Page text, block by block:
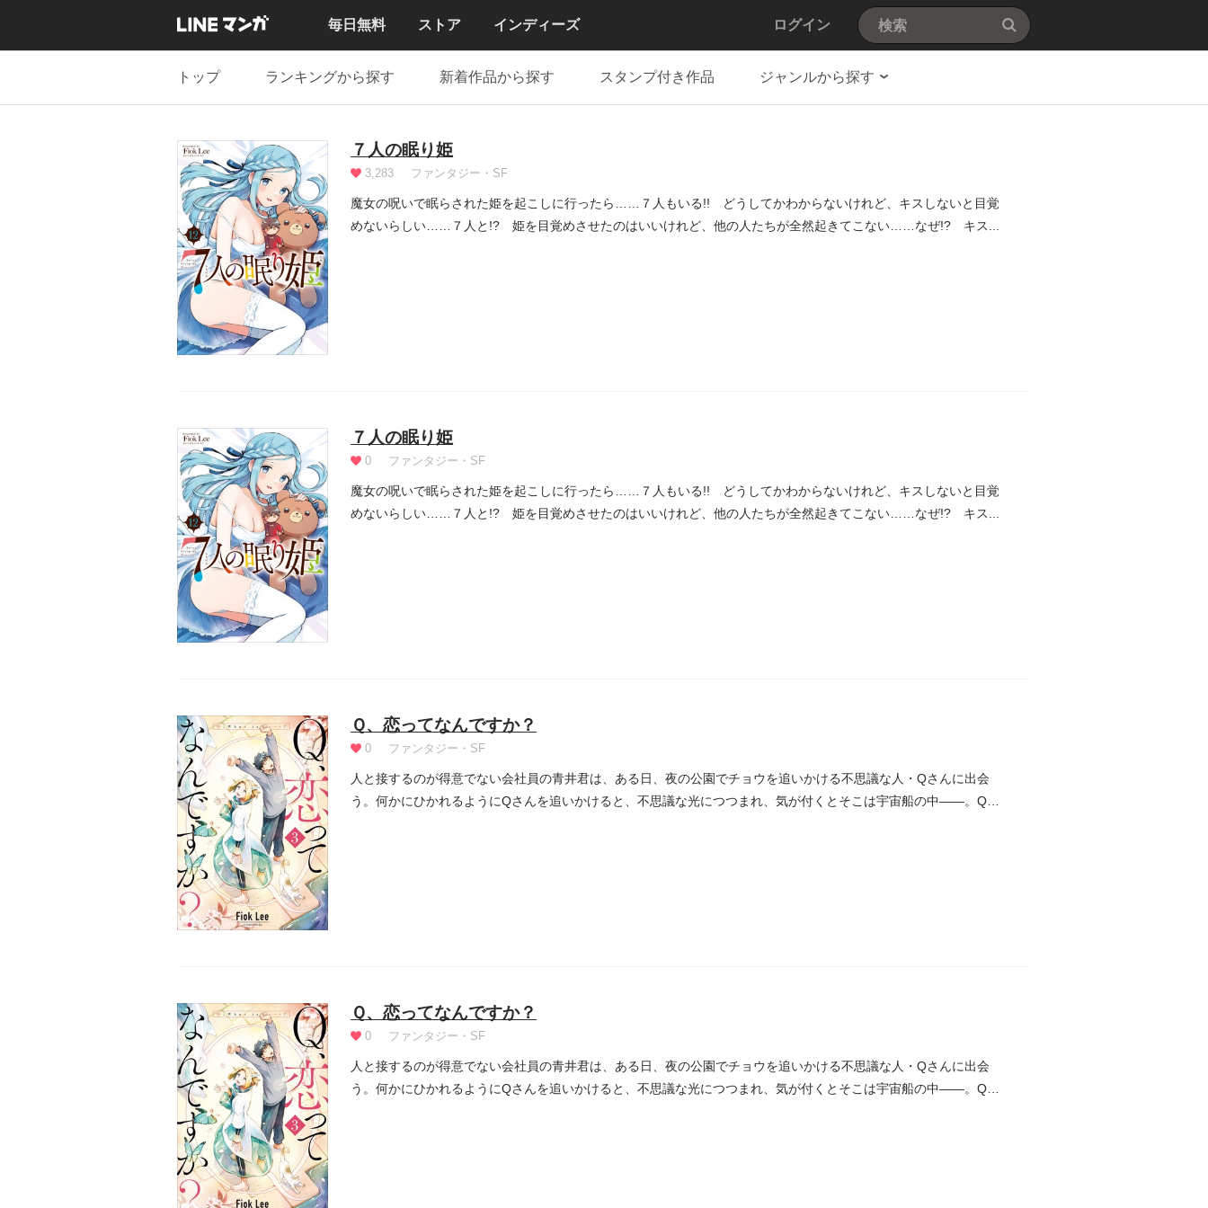
毎日無料 ストア インディーズ ログイン
トップ ランキングから探す 新着作品から探す スタンプ付き作品 ジャンルから探す
７人の眠り姫
3,283 ファンタジー・SF
魔女の呪いで眠らされた姫を起こしに行ったら……７人もいる!! どうしてかわからないけれど、キスしないと目覚
めないらしい……７人と!? 姫を目覚めさせたのはいいけれど、他の人たちが全然起きてこない……なぜ!? キス...
７人の眠り姫
0 ファンタジー・SF
魔女の呪いで眠らされた姫を起こしに行ったら……７人もいる!! どうしてかわからないけれど、キスしないと目覚
めないらしい……７人と!? 姫を目覚めさせたのはいいけれど、他の人たちが全然起きてこない……なぜ!? キス...
Ｑ、恋ってなんですか？
0 ファンタジー・SF
人と接するのが得意でない会社員の青井君は、ある日、夜の公園でチョウを追いかける不思議な人・Qさんに出会
う。何かにひかれるようにQさんを追いかけると、不思議な光につつまれ、気が付くとそこは宇宙船の中――。Qさ
Ｑ、恋ってなんですか？
0 ファンタジー・SF
人と接するのが得意でない会社員の青井君は、ある日、夜の公園でチョウを追いかける不思議な人・Qさんに出会
う。何かにひかれるようにQさんを追いかけると、不思議な光につつまれ、気が付くとそこは宇宙船の中――。Qさ